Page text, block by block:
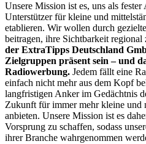
Unsere Mission ist es, uns als fester
Unterstützer für kleine und
etablieren. Wir wollen durch
beitragen, ihre Sichtbarkeit regional
der ExtraTipps Deutschland
Zielgruppen präsent sein – und
Radiowerbung. Jedem fällt eine
einfach nicht mehr aus dem Kopf
langfristigen Anker im Gedächtnis
Zukunft für immer mehr kleine und
anbieten. Unsere Mission ist es
Vorsprung zu schaffen, sodass
ihrer Branche wahrgenommen